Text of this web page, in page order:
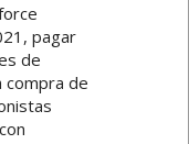
pagar
de
compra de